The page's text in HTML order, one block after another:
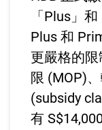
「Plus」
Plus 和
更嚴格的
限 (MOP)
(subsidy
有